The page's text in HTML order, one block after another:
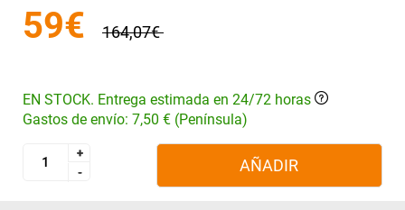
59€ 164,07€
EN STOCK. Entrega estimada en 24/72 horas
Gastos de envío: 7,50 € (Península)
+
-
+
-
AÑADIR